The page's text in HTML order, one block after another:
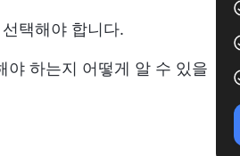
택해야 합니다.
야 하는지 어떻게 알 수 있을